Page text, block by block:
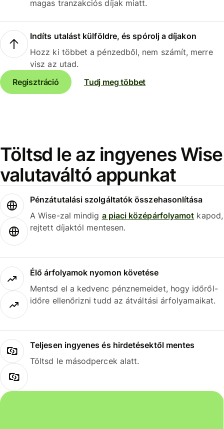
magas tranzakciós díjak miatt.
Indíts utalást külföldre, és spórolj a díjakon
Hozz ki többet a pénzedből, nem számít, merre
visz az utad.
Regisztráció
Tudj meg többet
Töltsd le az ingyenes Wise
valutaváltó appunkat
Pénzátutalási szolgáltatók összehasonlítása
A Wise-zal mindig a piaci középárfolyamot kapod,
rejtett díjaktól mentesen.
Élő árfolyamok nyomon követése
Mentsd el a kedvenc pénznemeidet, hogy időről-
időre ellenőrizni tudd az átváltási árfolyamaikat.
Teljesen ingyenes és hirdetésektől mentes
Töltsd le másodpercek alatt.